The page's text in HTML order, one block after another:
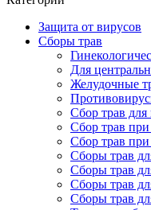
Защита от вирусов
Сборы трав
Для
Желудочные
Сбор трав для
Сбор трав при
Сбор трав
Сборы трав
Сборы трав
Сборы трав
Сборы трав